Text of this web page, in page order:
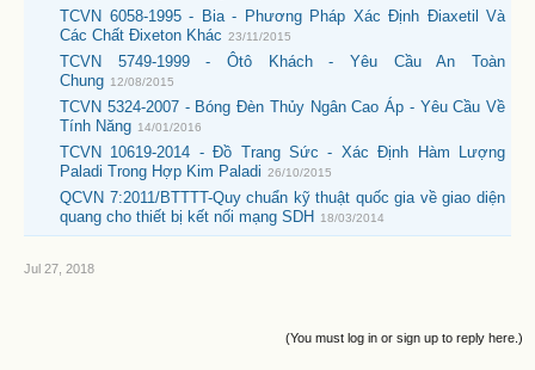
TCVN 6058-1995 - Bia - Phương Pháp Xác Định Điaxetil Và
Các Chất Đixeton Khác 23/11/2015
TCVN 5749-1999 - Ôtô Khách - Yêu Cầu An Toàn
Chung 12/08/2015
TCVN 5324-2007 - Bóng Đèn Thủy Ngân Cao Áp - Yêu Cầu Về
Tính Năng 14/01/2016
TCVN 10619-2014 - Đồ Trang Sức - Xác Định Hàm Lượng
Paladi Trong Hợp Kim Paladi 26/10/2015
QCVN 7:2011/BTTTT-Quy chuẩn kỹ thuật quốc gia về giao diện
quang cho thiết bị kết nối mạng SDH
18/03/2014
Jul 27, 2018
(You must log in or sign up to reply here.)